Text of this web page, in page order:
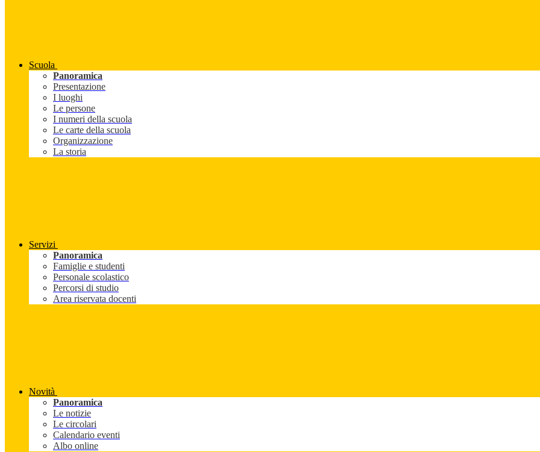
Scuola
Panoramica
Presentazione
I luoghi
Le persone
I numeri della scuola
Le carte della scuola
Organizzazione
La storia
Servizi
Panoramica
Famiglie e studenti
Personale scolastico
Percorsi di studio
Area riservata docenti
Novità
Panoramica
Le notizie
Le circolari
Calendario eventi
Albo online